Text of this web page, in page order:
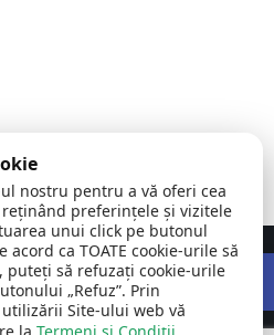
Comuna
Cumpăna |
©
2026
Toate
drepturile
Relații Publice SRL
nostru pentru a vă oferi cea
preferințele și vizitele
unui click pe butonul
acord ca TOATE cookie-urile să
puteți să refuzați cookie-urile
„Refuz”. Prin
Site-ului web vă